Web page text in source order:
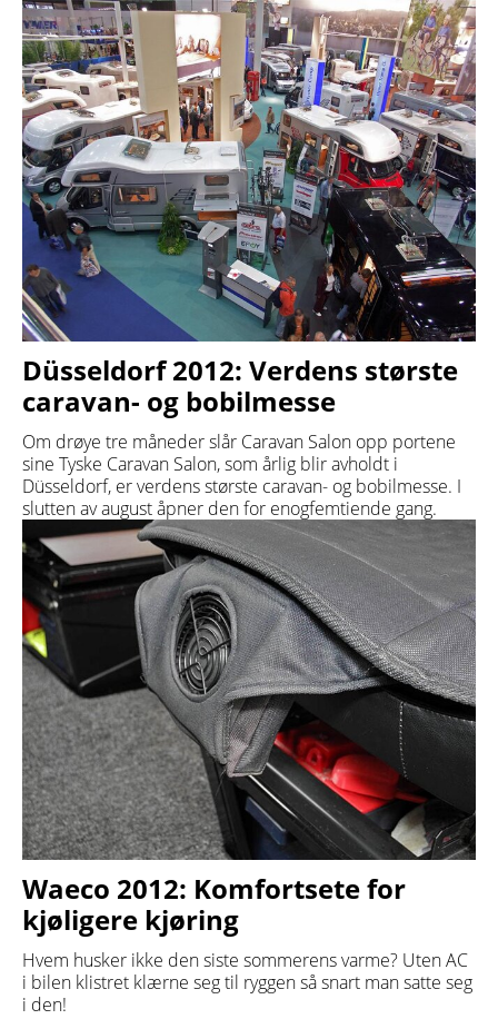
Düsseldorf 2012: Verdens største
caravan- og bobilmesse
Om drøye tre måneder slår Caravan Salon opp portene
sine Tyske Caravan Salon, som årlig blir avholdt i
Düsseldorf, er verdens største caravan- og bobilmesse. I
slutten av august åpner den for enogfemtiende gang.
Waeco 2012: Komfortsete for
kjøligere kjøring
Hvem husker ikke den siste sommerens varme? Uten AC
i bilen klistret klærne seg til ryggen så snart man satte seg
i den!